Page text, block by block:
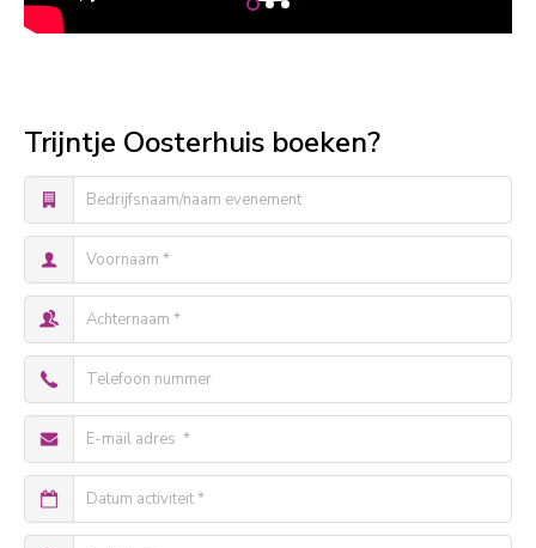
Trijntje Oosterhuis boeken?